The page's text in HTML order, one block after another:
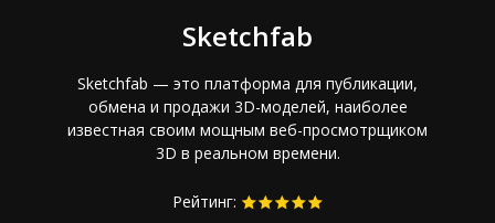
Sketchfab
Sketchfab — это платформа для публикации,
обмена и продажи 3D-моделей, наиболее
известная своим мощным веб-просмотрщиком
3D в реальном времени.
Рейтинг: